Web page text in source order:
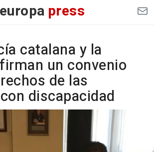
europa press
catalana y la
un convenio
de las
discapacidad